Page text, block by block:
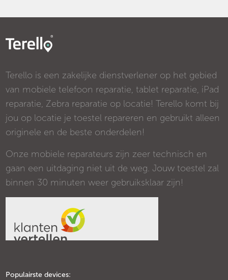
Terello is een zakelijke dienstverlener op het gebied
van mobiele telefoon reparatie, tablet reparatie, iPad
reparatie, Zebra reparatie op locatie! Terello komt bij
jou op locatie je toestel repareren en gebruikt alleen
originele en de beste onderdelen!
Onze mobiele reparateurs zijn zeer technisch en
gaan een uitdaging niet uit de weg. Jouw toestel zal
binnen 30 minuten weer gebruiksklaar zijn!
Populairste devices: